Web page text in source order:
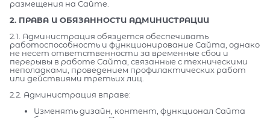
размещения на Сайте.
2. ПРАВА И ОБЯЗАННОСТИ АДМИНИСТРАЦИИ
2.1. Администрация обязуется обеспечивать
работоспособность и функционирование Сайта, однако
не несет ответственности за временные сбои и
перерывы в работе Сайта, связанные с техническими
неполадками, проведением профилактических работ
или действиями третьих лиц.
2.2. Администрация вправе:
Изменять дизайн, контент, функционал Сайта